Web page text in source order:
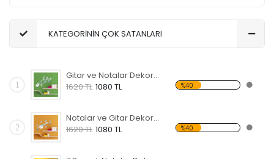
KATEGORİNİN ÇOK SATANLARI
1
Gitar ve Notalar Dekoratif Kırılmaz Ayna
1620 TL 1080 TL %40
2
Notalar ve Gitar Dekoratif Kırılmaz Ayna
1620 TL 1080 TL %40